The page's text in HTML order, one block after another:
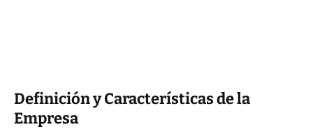
Definición y Características de la
Empresa